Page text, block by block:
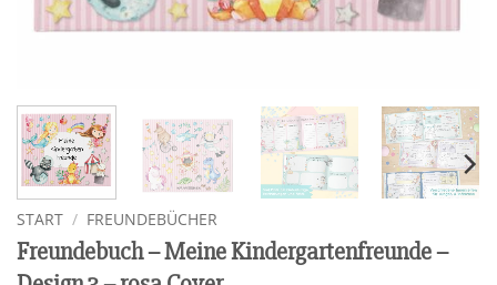
START / FREUNDEBÜCHER
Freundebuch – Meine Kindergartenfreunde –